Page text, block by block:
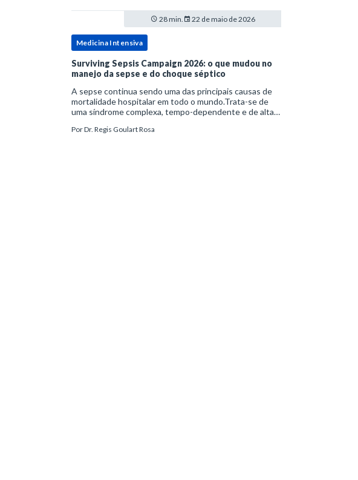
28 min. 22 de maio de 2026
Medicina Intensiva
Surviving Sepsis Campaign 2026: o que mudou no
manejo da sepse e do choque séptico
A sepse continua sendo uma das principais causas de
mortalidade hospitalar em todo o mundo.Trata-se de
uma síndrome complexa, tempo-dependente e de alta
manejo estruturado são determinantes para o desfe
PorDr. Regis Goulart Rosa